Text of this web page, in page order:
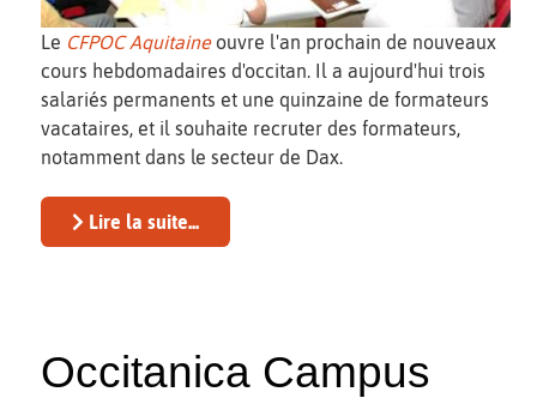
Le CFPOC Aquitaineouvre l'an prochain de nouveaux
cours hebdomadaires d'occitan. Il a aujourd'hui trois
salariés permanents et une quinzaine de formateurs
vacataires, et il souhaite recruter des formateurs,
notamment dans le secteur de Dax.
Lire la suite...
Occitanica Campus